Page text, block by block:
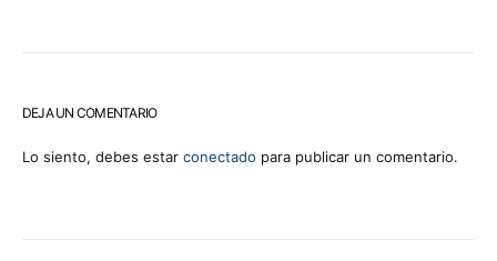
DEJA UN COMENTARIO
Lo siento, debes estar conectado para publicar un comentario.